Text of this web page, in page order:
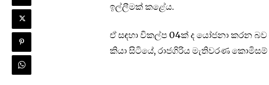
ඉල්ලීමක් කළේය.
ඒ සඳහා විකල්ප 04ක් ද යෝජනා කරන
කියා සිටියේ, රාජගිරිය මැතිවරණ